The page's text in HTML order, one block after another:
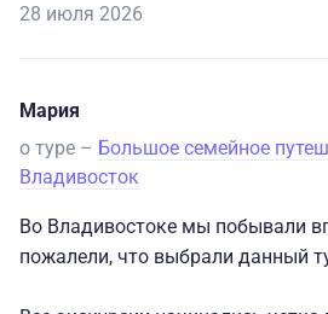
28 июля 2026
Мария
о туре – Большое семейное
Владивосток
Во Владивостоке мы побывали
пожалели, что выбрали данный